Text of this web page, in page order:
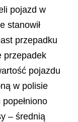
pojazd w
stanowił
przepadku
przepadek
pojazdu
w polisie
– średnią